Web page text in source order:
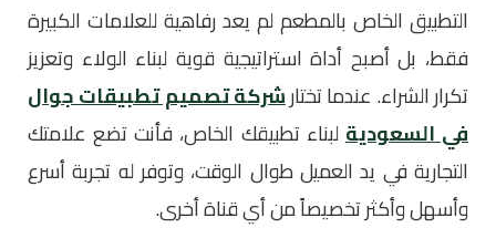
التطبيق الخاص بالمطعم لم يعد رفاهية للعلامات الكبيرة
فقط، بل أصبح أداة استراتيجية قوية لبناء الولاء وتعزيز
تكرار الشراء. عندما تختارشركة تصميم تطبيقات جوال
في السعوديةلبناء تطبيقك الخاص، فأنت تضع علامتك
التجارية في يد العميل طوال الوقت، وتوفر له تجربة أسرع
وأسهل وأكثر تخصيصاً من أي قناة أخرى.